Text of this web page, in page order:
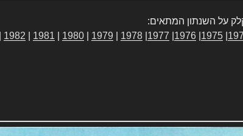
על השנתון המתאים:
1975
1976
1977
1978
1979
1980
1981
1982